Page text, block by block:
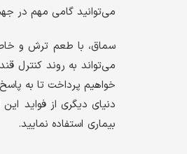
می‌توانید گامی مهم در
سماق، با طعم ترش و خاص
می‌تواند به روند کنترل
خواهیم پرداخت تا به
دنیای دیگری از فواید
بیماری استفاده نمایید.